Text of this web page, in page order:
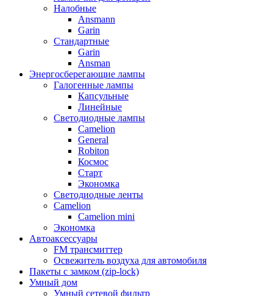
Налобные
Ansmann
Garin
Стандартные
Garin
Ansman
Энергосберегающие лампы
Галогенные лампы
Капсульные
Линейные
Светодиодные лампы
Camelion
General
Robiton
Космос
Старт
Экономка
Светодиодные ленты
Camelion
Camelion mini
Экономка
Автоаксессуары
FM трансмиттер
Освежитель воздуха для автомобиля
Пакеты с замком (zip-lock)
Умный дом
Умный сетевой фильтр